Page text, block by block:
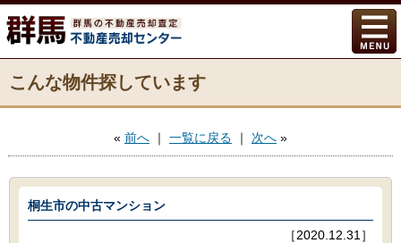
こんな物件探しています
« 前へ ｜ 一覧に戻る ｜ 次へ »
桐生市の中古マンション
［2020.12.31］